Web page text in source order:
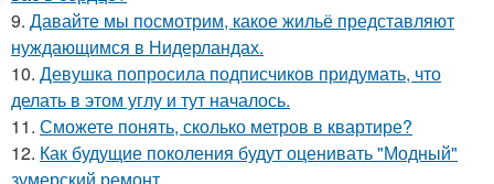
9. Давайте мы посмотрим, какое жильё представляют
нуждающимся в Нидерландах.
10. Девушка попросила подписчиков придумать, что
делать в этом углу и тут началось.
11. Сможете понять, сколько метров в квартире?
12. Как будущие поколения будут оценивать "Модный"